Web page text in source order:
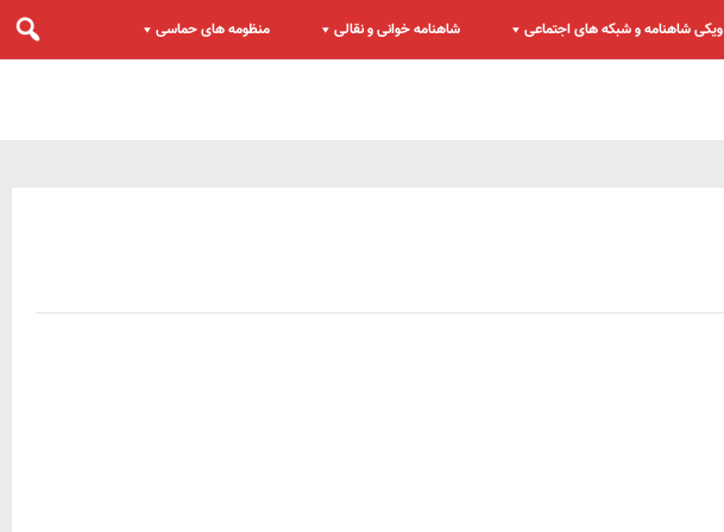
ویکی شاهنامه و شبکه های اجتماعی شاهنامه خوانی و نقالی منظومه های حماسی